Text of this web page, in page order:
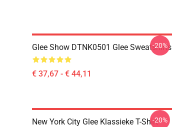
Glee Show DTNK0501 Glee Sweatshirts
€ 37,67 - € 44,11
-20%
New York City Glee Klassieke T-Shirt-20%